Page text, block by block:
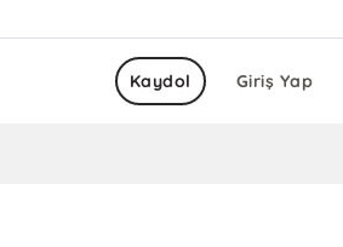
Giriş Yap
Kaydol